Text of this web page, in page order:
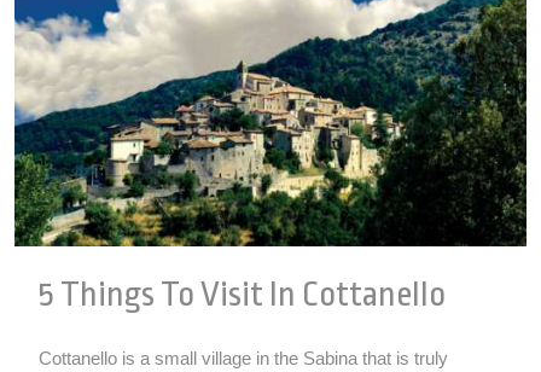
5 Things To Visit In Cottanello
Cottanello is a small village in the Sabina that is truly